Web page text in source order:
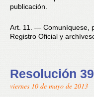
publicación.
Art. 11. — Comuníquese,
Registro Oficial y
Resolución
viernes 10 de mayo de 2013